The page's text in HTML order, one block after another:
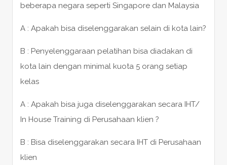
beberapa negara seperti Singapore dan Malaysia
A : Apakah bisa diselenggarakan selain di kota lain?
B : Penyelenggaraan pelatihan bisa diadakan di
kota lain dengan minimal kuota 5 orang setiap
kelas
A : Apakah bisa juga diselenggarakan secara IHT/
In House Training di Perusahaan klien ?
B : Bisa diselenggarakan secara IHT di Perusahaan
klien